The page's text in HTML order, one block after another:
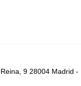
9 28004 Madrid -